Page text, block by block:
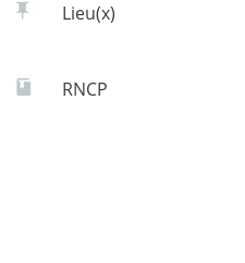
Lieu(x)
RNCP